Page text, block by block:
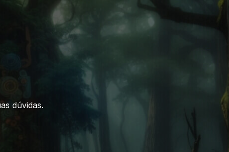
dúvidas.